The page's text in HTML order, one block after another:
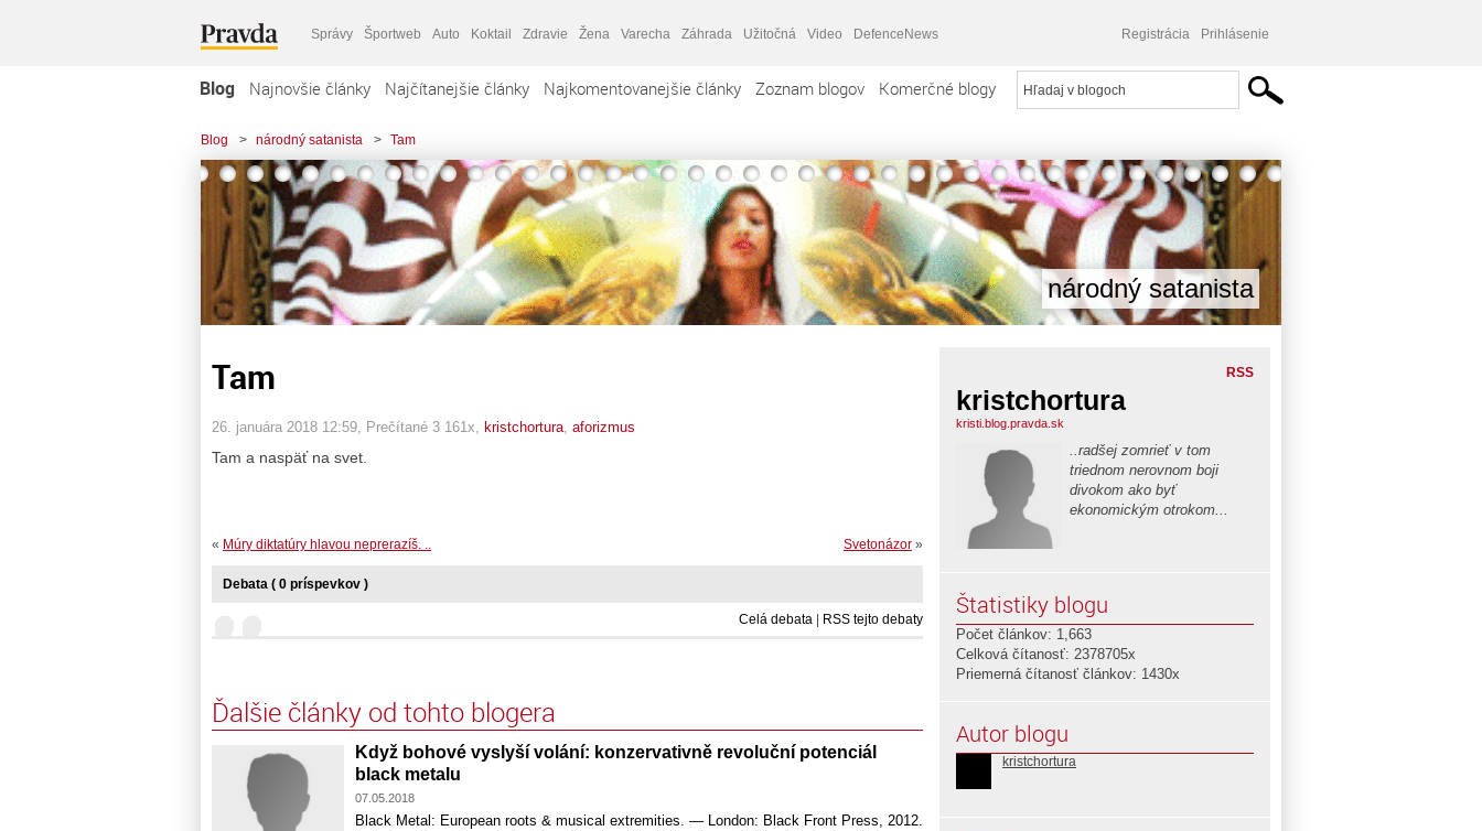
Správy Športweb Auto Koktail Zdravie Žena Varecha Záhrada Užitočná Video DefenceNews Registrácia Prihlásenie
Blog Najnovšie články Najčítanejšie články Najkomentovanejšie články Zoznam blogov Komerčné blogy
Blog > národný satanista > Tam
národný satanista
Tam
26. januára 2018 12:59 , Prečítané 3 161x, kristchortura aforizmus
Tam a naspäť na svet.
Svetonázor »
« Múry diktatúry hlavou neprerazíš. ..
Debata ( 0 príspevkov )
Celá debata | RSS tejto debaty
Ďalšie články od tohto blogera
Když bohové vyslyší volání: konzervativně revoluční potenciál
black metalu
07.05.2018
Black Metal: European roots & musical extremities. — London: Black Front Press, 2012.
RSS
kristchortura
kristi.blog.pravda.sk
..radšej zomrieť v tom
triednom nerovnom boji
divokom ako byť
ekonomickým otrokom...
Štatistiky blogu
Počet článkov: 1,663
Celková čítanosť: 2378705x
Priemerná čítanosť článkov: 1430x
Autor blogu
kristchortura